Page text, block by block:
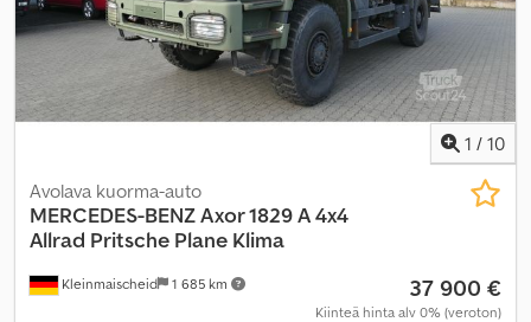
immobilisointijärjestelmä, kaistavahti, keskuslukitus,
kesärenkaat, kuorma-auton rekisteröinti, lisäajovalot,
luistonesto, navigointijärjestelmä, noesuodatin,
perävaunukytkin, pysäköintianturit, pysäköintilämmitin,
rengaspaineen valvonta, savuton ajoneuvo, spoileri, start-stop-
järjestelmä, sumuvalot, sähköinen ikkunansäätö, sähkötoiminen
peili, tehostettu ohjaus, turvatyyny, täydellinen huoltohistoria,
vakionopeudensäädin,
1 / 10
Kleinmaischeid 1 685 km
Avolava kuorma-auto
MERCEDES-BENZAxor 1829 A 4x4
Allrad Pritsche Plane Klima
37 900 €
Kiinteä hinta alv 0% (veroton)